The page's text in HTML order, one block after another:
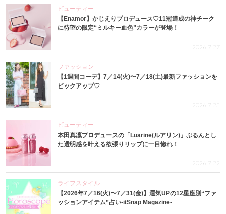
ビューティー
【Enamor】かじえりプロデュース♡11冠達成の神チーク
に待望の限定“ミルキー血色”カラーが登場！
2026.7.27
ファッション
【1週間コーデ】7／14(火)〜7／18(土)最新ファッションを
ピックアップ♡
2026.7.23
ビューティー
本田真凜プロデュースの「Luarine(ルアリン)」ぷるんとし
た透明感を叶える欲張りリップに一目惚れ！
2026.7.22
ライフスタイル
【2026年7／16(火)〜7／31(金)】運気UPの12星座別“ファ
ッションアイテム”占い-itSnap Magazine-